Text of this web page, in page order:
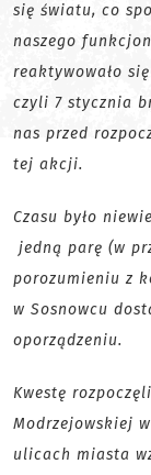
się światu, co
naszego
reaktywowało
czyli 7 stycznia
nas przed
tej akcji.
Czasu było
jedną parę (w
porozumieniu z
w Sosnowcu
oporządzeniu.
Kwestę
Modrzejowskiej
ulicach miasta